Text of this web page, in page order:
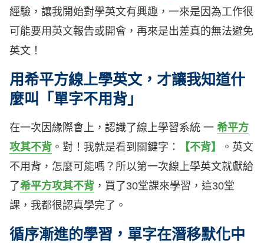
經驗，讓我開始對學英文有興趣，一來是因為工作很
可能要用英文報告或開會，再來是出差真的無法避免
英文！
用希平方線上學英文，才讓我知道什
麼叫「單字不用背」
在一次因緣際會上，認識了線上學習系統 一 希平方
攻其不背 。對！我就是看到關鍵字： 【不背】
。英文
不用背，怎麼可能嗎？所以第一次線上學英文就獻給
了希平方攻其不背 ，買了30堂課來學習，這30堂
課，我都很認真學完了。
循序漸進的學習，單字在潛移默化中